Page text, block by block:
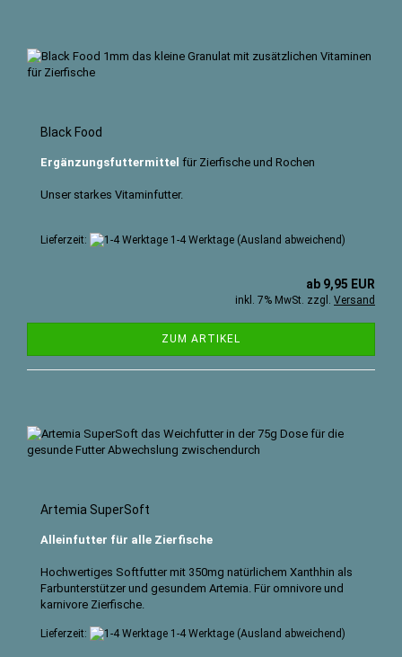
Black Food
Ergänzungsfuttermittel für Zierfische und Rochen
Unser starkes Vitaminfutter.
Lieferzeit: 1-4 Werktage (Ausland abweichend)
ab 9,95 EUR
inkl. 7% MwSt. zzgl. Versand
ZUM ARTIKEL
Artemia SuperSoft
Alleinfutter für alle Zierfische
Hochwertiges Softfutter mit 350mg natürlichem Xanthhin als
Farbunterstützer und gesundem Artemia. Für omnivore und
karnivore Zierfische.
Lieferzeit: 1-4 Werktage (Ausland abweichend)